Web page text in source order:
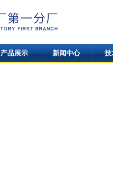
产品展示 新闻中心 技